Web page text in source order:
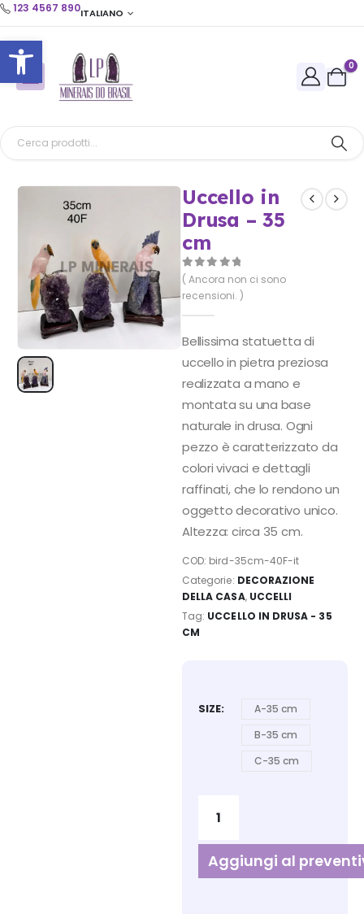
Apri la barra degli strumenti
123 4567 890ITALIANO
0
Uccello in
Drusa – 35
cm
0Di 5
( Ancora non ci sono
recensioni. )
Bellissima statuetta di
uccello in pietra preziosa
realizzata a mano e
montata su una base
naturale in drusa. Ogni
pezzo è caratterizzato da
colori vivaci e dettagli
raffinati, che lo rendono un
oggetto decorativo unico.
Altezza: circa 35 cm.
COD: bird-35cm-40F-it
Categorie: DECORAZIONE
DELLA CASA, UCCELLI
Tag: UCCELLO IN DRUSA - 35
CM
SIZE
A-35 cm
B-35 cm
C-35 cm
Aggiungi al